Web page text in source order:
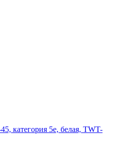
категория 5е, белая, TWT-